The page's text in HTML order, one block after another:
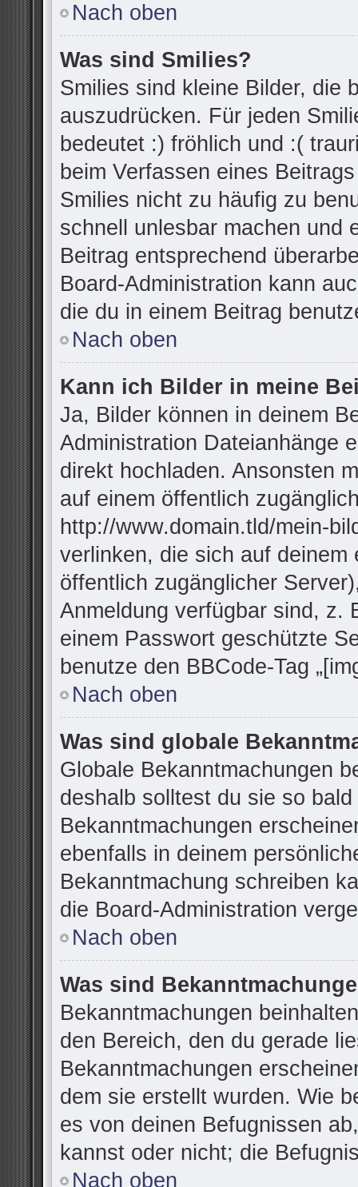
Nach oben
Was sind Smilies?
Smilies sind kleine Bilder, die
auszudrücken. Für jeden
bedeutet :) fröhlich und :(
beim Verfassen eines
Smilies nicht zu häufig zu
schnell unlesbar machen und
Beitrag entsprechend
Board-Administration kann
die du in einem Beitrag
Nach oben
Kann ich Bilder in meine
Ja, Bilder können in deinem
Administration Dateianhänge
direkt hochladen. Ansonsten
auf einem öffentlich
http://www.domain.tld/mein-
verlinken, die sich auf
öffentlich zugänglicher
Anmeldung verfügbar sind, z.
einem Passwort geschützte
benutze den BBCode-Tag
Nach oben
Was sind globale
Globale Bekanntmachungen
deshalb solltest du sie so
Bekanntmachungen
ebenfalls in deinem
Bekanntmachung schreiben
die Board-Administration
Nach oben
Was sind
Bekanntmachungen
den Bereich, den du gerade
Bekanntmachungen
dem sie erstellt wurden. Wie
es von deinen Befugnissen
kannst oder nicht; die
Nach oben